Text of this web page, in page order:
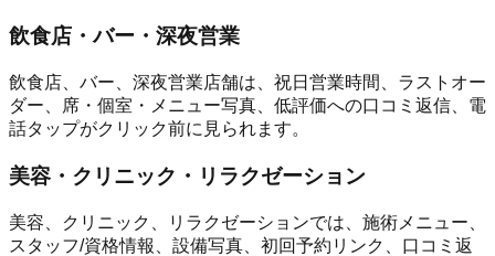
飲食店・バー・深夜営業
飲食店、バー、深夜営業店舗は、祝日営業時間、ラストオー
ダー、席・個室・メニュー写真、低評価への口コミ返信、電
話タップがクリック前に見られます。
美容・クリニック・リラクゼーション
美容、クリニック、リラクゼーションでは、施術メニュー、
スタッフ/資格情報、設備写真、初回予約リンク、口コミ返